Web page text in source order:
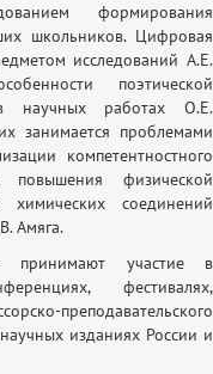
формирования
школьников. Цифровая
исследований А.Е.
поэтической
научных работах О.Е.
занимается проблемами
компетентностного
физической
соединений
Амяга.
принимают участие в
фестивалях,
преподавательского
изданиях России и